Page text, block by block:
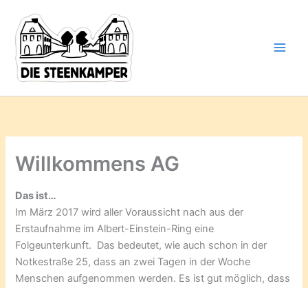
Inhalt
springen
Willkommens AG
Das ist…
Im März 2017 wird aller Voraussicht nach aus der
Erstaufnahme im Albert-Einstein-Ring eine
Folgeunterkunft. Das bedeutet, wie auch schon in der
Notkestraße 25, dass an zwei Tagen in der Woche
Menschen aufgenommen werden. Es ist gut möglich, dass
deine
Mail-
Adresse
ein ...